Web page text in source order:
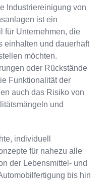
Industriereinigung von
ist ein
für Unternehmen, die
einhalten und dauerhaft
möchten.
oder Rückstände
Funktionalität der
auch das Risiko von
und
individuell
für nahezu alle
der Lebensmittel- und
bis hin